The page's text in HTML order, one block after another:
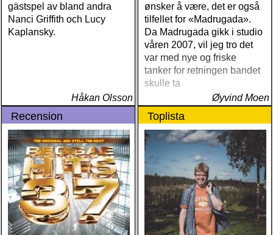
gästspel av bland andra
Nanci Griffith och Lucy
Kaplansky.
Håkan Olsson
ønsker å være, det er også
tilfellet for «Madrugada».
Da Madrugada gikk i studio
våren 2007, vil jeg tro det
var med nye og friske
tanker for retningen bandet
skulle ta
Øyvind Moen
Recension Toplista